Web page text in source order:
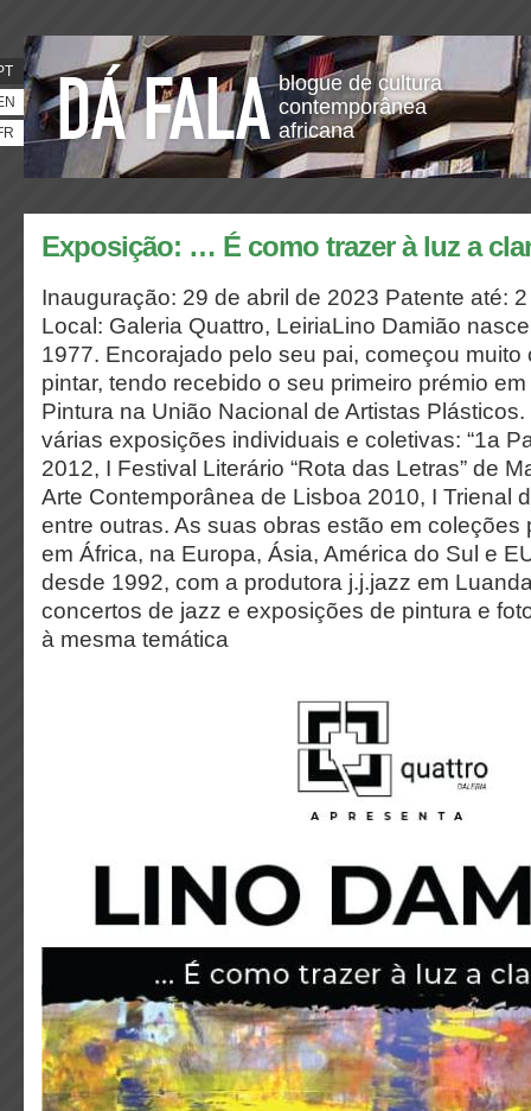
blogue de cultura
contemporânea
africana
Exposição: … É como trazer à luz a
Inauguração: 29 de abril de 2023 Patente até:
Local: Galeria Quattro, LeiriaLino Damião
1977. Encorajado pelo seu pai, começou
pintar, tendo recebido o seu primeiro prémio
Pintura na União Nacional de Artistas
várias exposições individuais e coletivas: “1a
2012, I Festival Literário “Rota das Letras” de
Arte Contemporânea de Lisboa 2010, I Trienal
entre outras. As suas obras estão em coleções
em África, na Europa, Ásia, América do Sul e
desde 1992, com a produtora j.j.jazz em
concertos de jazz e exposições de pintura e
à mesma temática